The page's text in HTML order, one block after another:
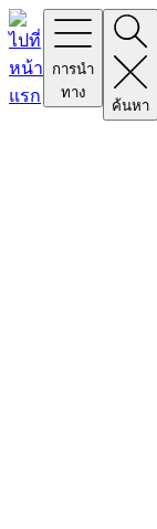
การนำ
ทาง
ค้นหา